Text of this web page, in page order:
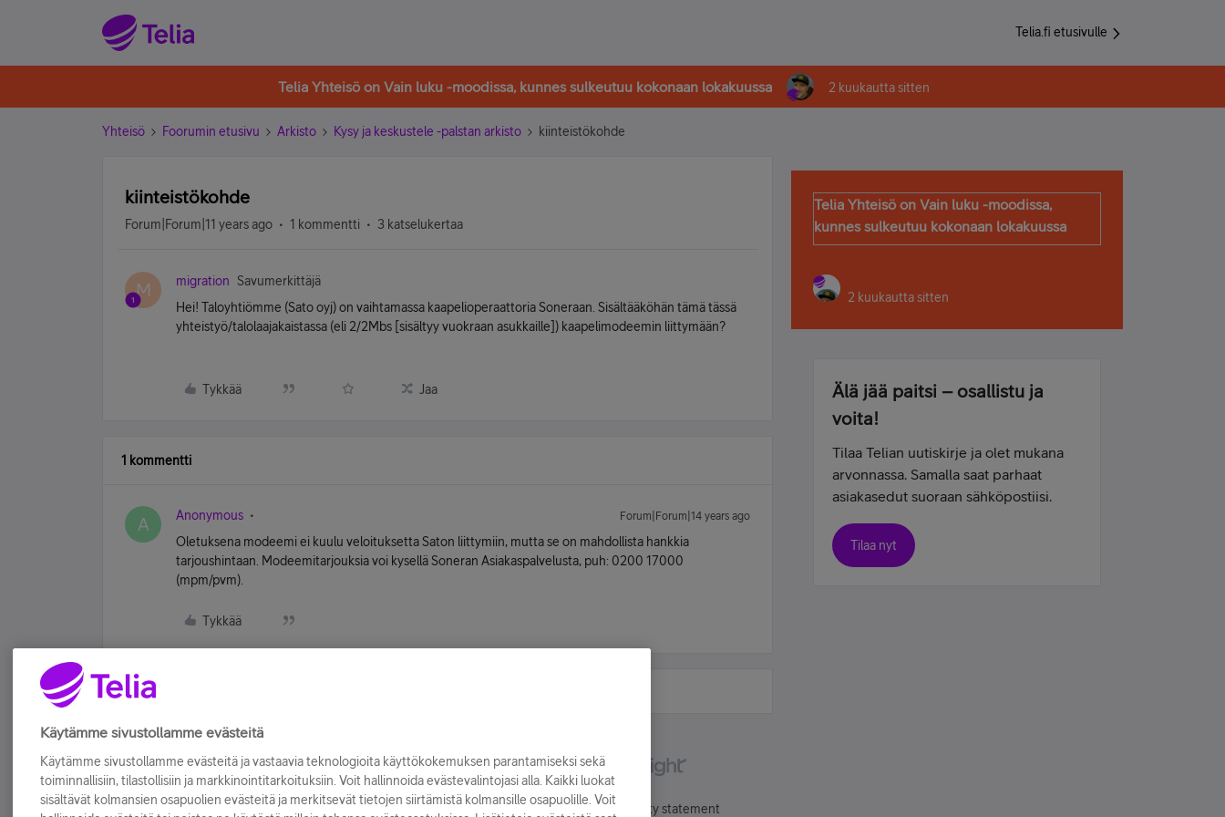
Telia.fi etusivulle
Telia Yhteisö on Vain luku -moodissa, kunnes sulkeutuu kokonaan lokakuussa 2 kuukautta sitten
Yhteisö Foorumin etusivu Arkisto Kysy ja keskustele -palstan arkisto kiinteistökohde
kiinteistökohde
Forum|Forum|11 years ago 1 kommentti 3 katselukertaa
M migration
Savumerkittäjä
Hei! Taloyhtiömme (Sato oyj) on vaihtamassa kaapelioperaattoria Soneraan. Sisältääköhän tämä tässä
yhteistyö/talolaajakaistassa (eli 2/2Mbs [sisältyy vuokraan asukkaille]) kaapelimodeemin liittymään?
Tykkää Jaa
1 kommentti
A Anonymous Forum|Forum|14 years ago
Oletuksena modeemi ei kuulu veloituksetta Saton liittymiin, mutta se on mahdollista hankkia
tarjoushintaan. Modeemitarjouksia voi kysellä Soneran Asiakaspalvelusta, puh: 0200 17000
(mpm/pvm).
Tykkää
Telia Yhteisö on Vain luku -moodissa,
kunnes sulkeutuu kokonaan lokakuussa
2 kuukautta sitten
Älä jää paitsi – osallistu ja
voita!
Tilaa Telian uutiskirje ja olet mukana
arvonnassa. Samalla saat parhaat
asiakasedut suoraan sähköpostiisi.
Tilaa nyt
Käyttöehdot Accessibility statement
Käytämme sivustollamme evästeitä
Käytämme sivustollamme evästeitä ja vastaavia teknologioita käyttökokemuksen parantamiseksi sekä
toiminnallisiin, tilastollisiin ja markkinointitarkoituksiin. Voit hallinnoida evästevalintojasi alla. Kaikki luokat
sisältävät kolmansien osapuolien evästeitä ja merkitsevät tietojen siirtämistä kolmansille osapuolille. Voit